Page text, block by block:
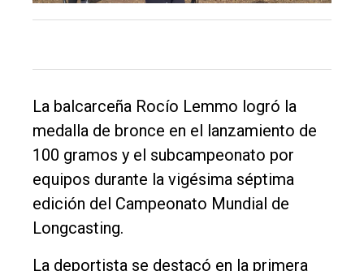
Política
Rural
Fúnebres
Edición
Empresa
Nosotros
La balcarceña Rocío Lemmo logró la
medalla de bronce en el lanzamiento de
100 gramos y el subcampeonato por
equipos durante la vigésima séptima
edición del Campeonato Mundial de
Longcasting.
La deportista se destacó en la primera